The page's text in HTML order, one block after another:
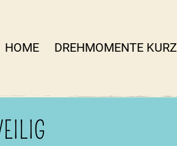
HOME DREHMOMENTE